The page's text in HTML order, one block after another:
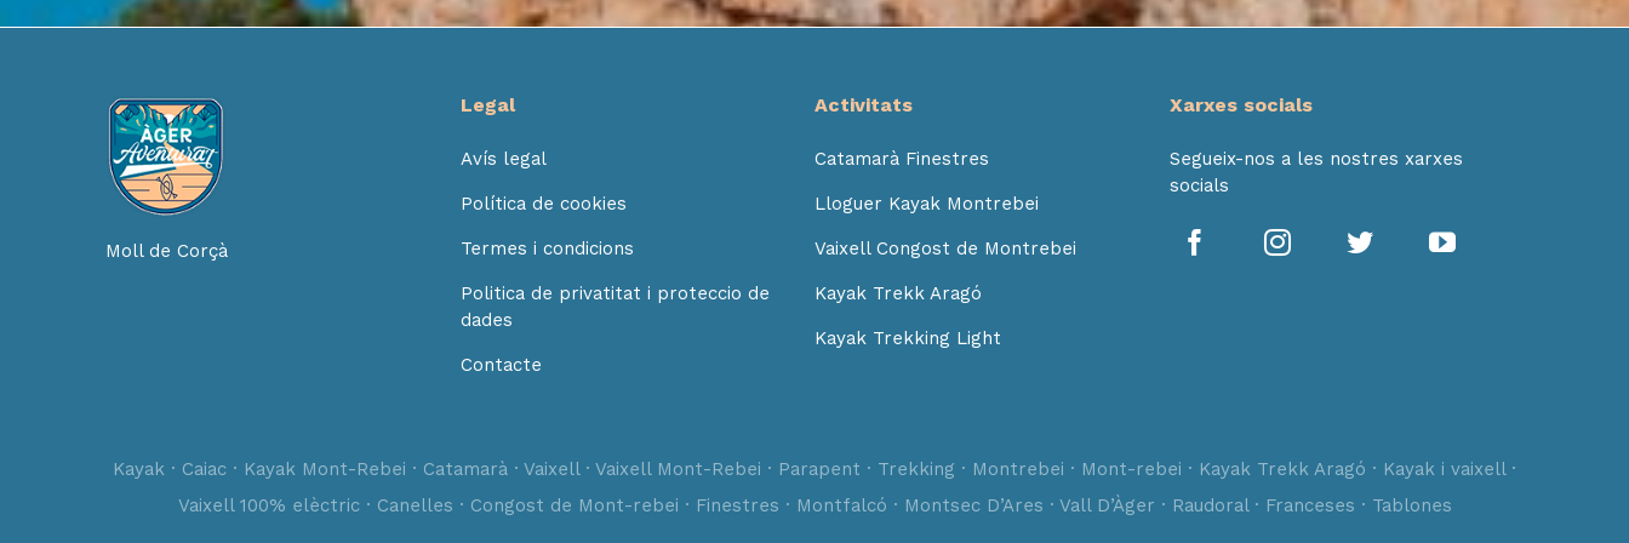
Moll de Corçà
Legal
Avís legal
Política de cookies
Termes i condicions
Politica de privatitat i proteccio de
dades
Contacte
Activitats
Catamarà Finestres
Lloguer Kayak Montrebei
Vaixell Congost de Montrebei
Kayak Trekk Aragó
Kayak Trekking Light
Xarxes socials
Segueix-nos a les nostres xarxes
socials
Kayak · Caiac · Kayak Mont-Rebei · Catamarà · Vaixell · Vaixell Mont-Rebei · Parapent · Trekking · Montrebei · Mont-rebei · Kayak Trekk Aragó · Kayak i vaixell ·
Vaixell 100% elèctric · Canelles · Congost de Mont-rebei · Finestres · Montfalcó · Montsec D’Ares · Vall D’Àger · Raudoral · Franceses · Tablones